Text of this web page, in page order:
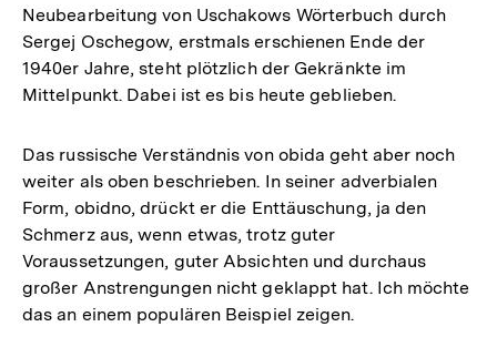
Neubearbeitung von Uschakows Wörterbuch durch
Sergej Oschegow, erstmals erschienen Ende der
1940er Jahre, steht plötzlich der Gekränkte im
Mittelpunkt. Dabei ist es bis heute geblieben.
Das russische Verständnis von obida geht aber noch
weiter als oben beschrieben. In seiner adverbialen
Form, obidno, drückt er die Enttäuschung, ja den
Schmerz aus, wenn etwas, trotz guter
Voraussetzungen, guter Absichten und durchaus
großer Anstrengungen nicht geklappt hat. Ich möchte
das an einem populären Beispiel zeigen.